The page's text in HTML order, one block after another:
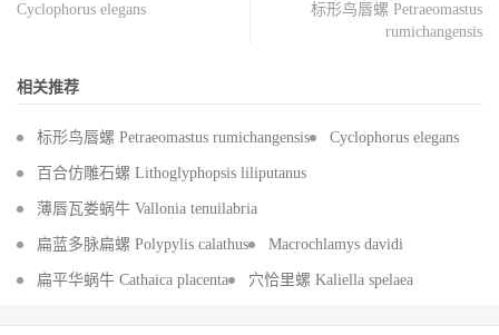
Cyclophorus elegans
标形鸟唇螺 Petraeomastus
rumichangensis
相关推荐
标形鸟唇螺 Petraeomastus rumichangensis Cyclophorus elegans
百合仿雕石螺 Lithoglyphopsis liliputanus
薄唇瓦娄蜗牛 Vallonia tenuilabria
扁蓝多脉扁螺 Polypylis calathus Macrochlamys davidi
扁平华蜗牛 Cathaica placenta 穴恰里螺 Kaliella spelaea